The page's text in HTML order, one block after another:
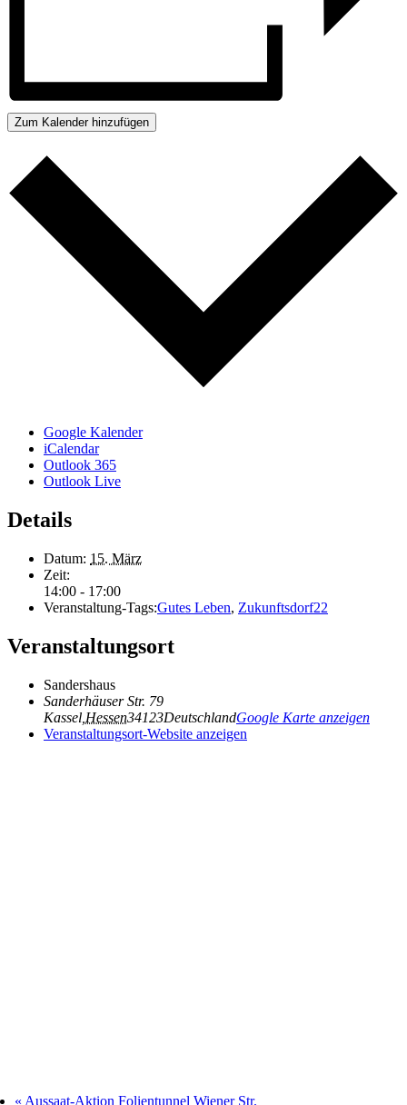
Zum Kalender hinzufügen
Google Kalender
iCalendar
Outlook 365
Outlook Live
Details
Datum: 15. März
Zeit:
14:00 - 17:00
Veranstaltung-Tags:Gutes Leben, Zukunftsdorf22
Veranstaltungsort
Sandershaus
Sanderhäuser Str. 79
Kassel Hessen34123DeutschlandGoogle Karte anzeigen
Veranstaltungsort-Website anzeigen
« Aussaat-Aktion Folientunnel Wiener Str.